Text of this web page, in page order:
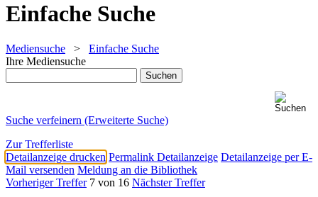
Einfache Suche
Mediensuche > Einfache Suche
Ihre Mediensuche
Suche verfeinern (Erweiterte Suche)
Zur Trefferliste
Detailanzeige drucken Permalink Detailanzeige Detailanzeige per E-
Mail versenden Meldung an die Bibliothek
Vorheriger Treffer 7 von 16 Nächster Treffer